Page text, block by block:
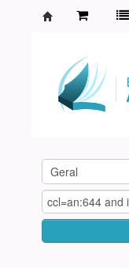
Agamenon
Magalhães